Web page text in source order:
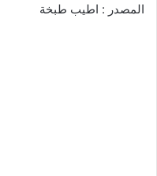
المصدر : اطيب طبخة